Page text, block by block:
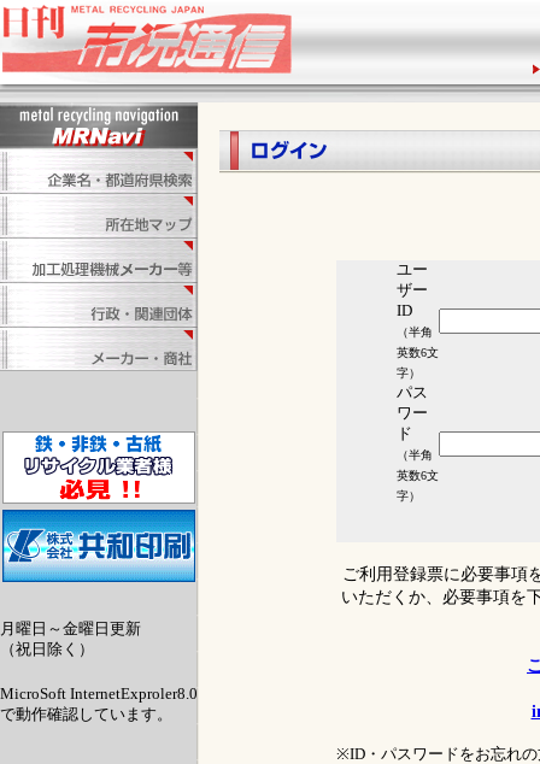
月曜日～金曜日更新
（祝日除く）
MicroSoft InternetExproler8.0
で動作確認しています。
ユー
ザー
ID
（半角
英数6文
字）
パス
ワー
ド
（半角
英数6文
字）
ご利用登録票に必要事項
いただくか、必要事項を
※ID・パスワードをお忘れ